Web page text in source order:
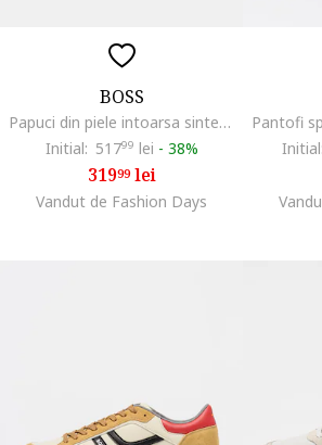
BOSS
Papuci din piele intoarsa sintetica cu catarama Surfley, Bleumarin
Initial: 51799 lei - 38%
31999lei
Vandut de Fashion Days
Initial: